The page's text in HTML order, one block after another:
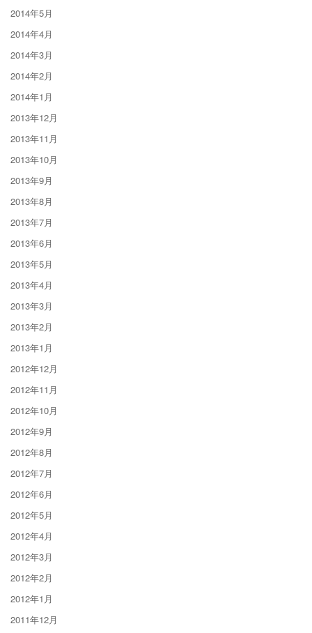
2014年5月
2014年4月
2014年3月
2014年2月
2014年1月
2013年12月
2013年11月
2013年10月
2013年9月
2013年8月
2013年7月
2013年6月
2013年5月
2013年4月
2013年3月
2013年2月
2013年1月
2012年12月
2012年11月
2012年10月
2012年9月
2012年8月
2012年7月
2012年6月
2012年5月
2012年4月
2012年3月
2012年2月
2012年1月
2011年12月